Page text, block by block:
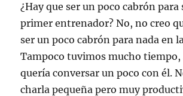
¿Hay que ser un poco cabrón para
primer entrenador? No, no creo
ser un poco cabrón para nada en
Tampoco tuvimos mucho
quería conversar un poco con él.
charla pequeña pero muy